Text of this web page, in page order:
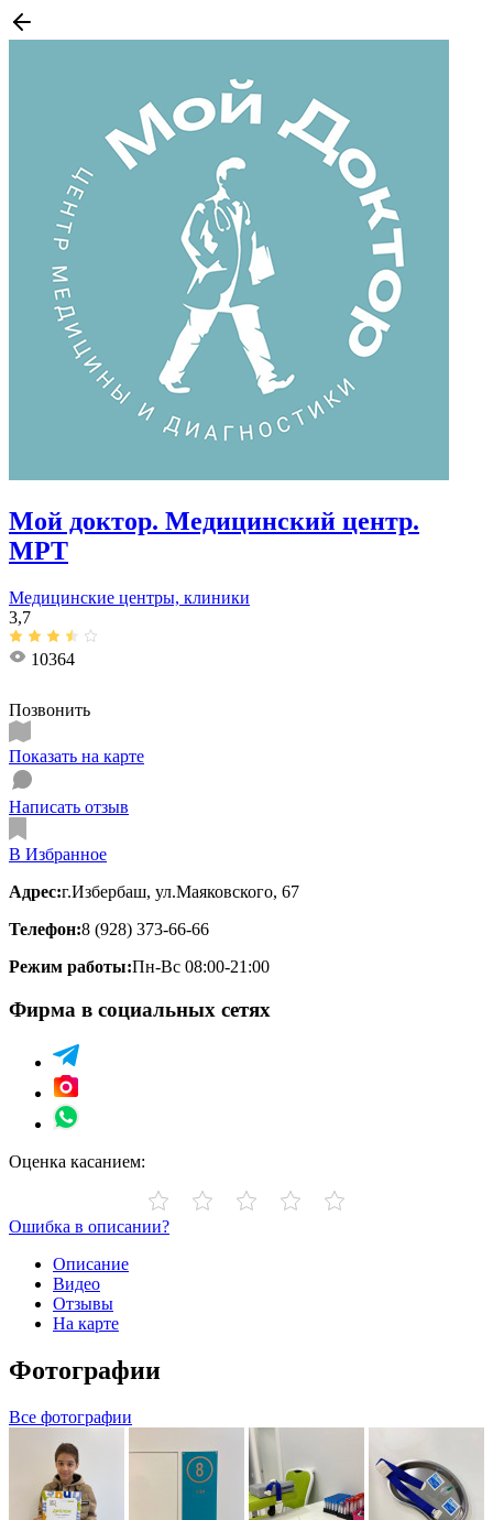
Мой доктор. Медицинский центр.
МРТ
Медицинские центры, клиники
3,7
10364
Позвонить
Показать на карте
Написать отзыв
В Избранное
Адрес:г.Избербаш, ул.Маяковского, 67
Телефон:8 (928) 373-66-66
Режим работы:Пн-Вс 08:00-21:00
Фирма в социальных сетях
Оценка касанием:
Ошибка в описании?
Описание
Видео
Отзывы
На карте
Фотографии
Все фотографии